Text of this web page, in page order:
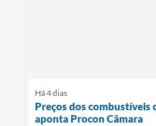
Há 4 dias
Preços dos combustíveis
aponta Procon Câmara